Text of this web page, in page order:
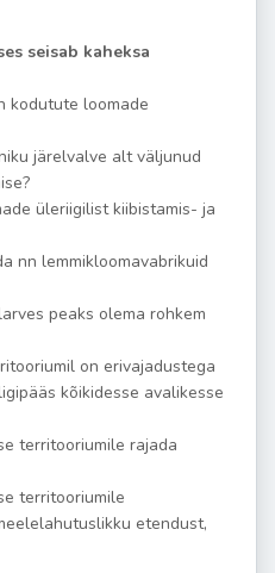
seisab kaheksa
kodutute loomade
järelvalve alt väljunud
üleriigilist kiibistamis- ja
nn lemmikloomavabrikuid
peaks olema rohkem
on erivajadustega
kõikidesse avalikesse
territooriumile rajada
territooriumile
etendust,